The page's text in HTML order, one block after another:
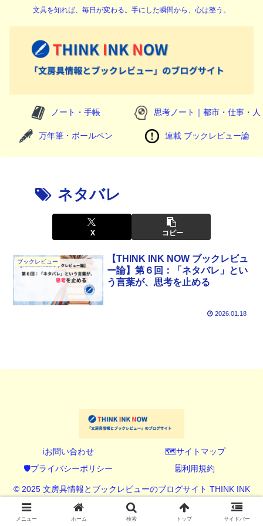
文具を知れば、毎日が変わる。手にした瞬間から、心は整う。
ノート・手帳 思考ノート｜都市・仕事・人
万年筆・ボールペン 連載 ブックレビュー論
ネタバレ
X コピー
ブックレビュー
【THINK INK NOW ブックレビュ
ー論】第６回：「ネタバレ」とい
う言葉が、思考を止める
2026.01.18
ℹ️お問い合わせ
🗺️サイトマップ
🛡️プライバシーポリシー
🗒️利用規約
© 2025 文房具情報とブックレビューのブログサイト THINK INK
NOW (シンク インク ナウ).
メニュー ホーム 検索 トップ サイドバー